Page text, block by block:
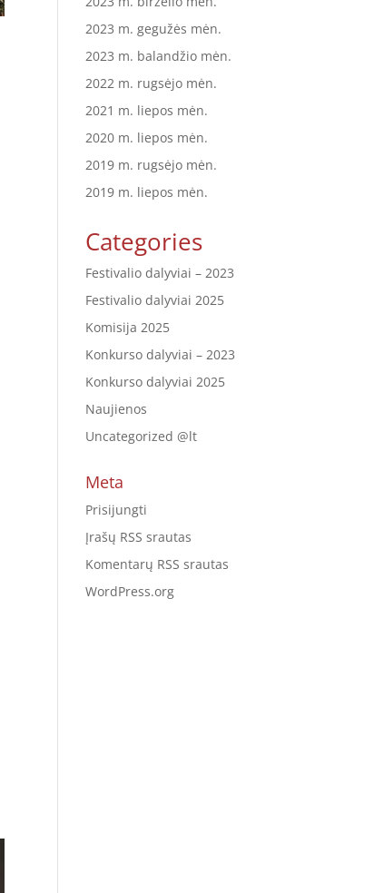
2023 m. gegužės mėn.
2023 m. balandžio mėn.
2022 m. rugsėjo mėn.
2021 m. liepos mėn.
2020 m. liepos mėn.
2019 m. rugsėjo mėn.
2019 m. liepos mėn.
Categories
Festivalio dalyviai – 2023
Festivalio dalyviai 2025
Komisija 2025
Konkurso dalyviai – 2023
Konkurso dalyviai 2025
Naujienos
Uncategorized @lt
Meta
Prisijungti
Įrašų RSS srautas
Komentarų RSS srautas
WordPress.org